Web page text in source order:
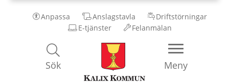
Anpassa Anslagstavla
Driftstörningar
E-tjänster
Felanmälan
Kalix
Kommun
Meny
Sök